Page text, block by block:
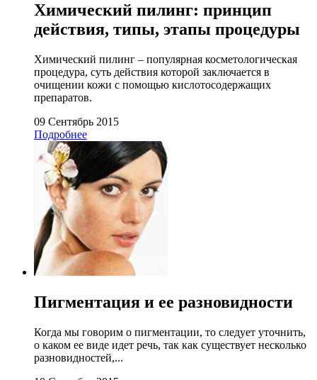
Химический пилинг: принцип
действия, типы, этапы процедуры
Химический пилинг – популярная косметологическая
процедура, суть действия которой заключается в
очищении кожи с помощью кислотосодержащих
препаратов.
09 Сентябрь 2015
Подробнее
Пигментация и ее разновидности
Когда мы говорим о пигментации, то следует уточнить,
о каком ее виде идет речь, так как существует несколько
разновидностей,...